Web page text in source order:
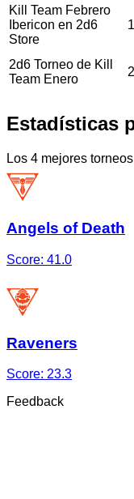
Kill Team Febrero
Ibericon en 2d6
Store
2d6 Torneo de Kill
Team Enero
Estadísticas
Los 4 mejores
Angels of Death
Score: 41.0
Raveners
Score: 23.3
Feedback